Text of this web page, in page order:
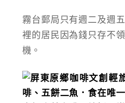
霧台郵局 只有週二及週
裡的居民因為錢只存不
機。